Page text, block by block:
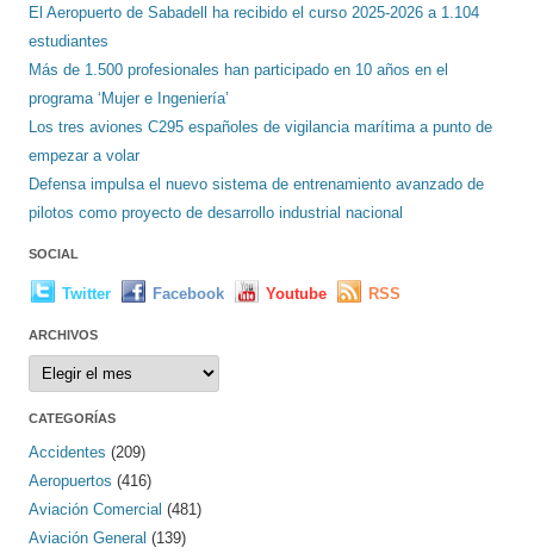
El Aeropuerto de Sabadell ha recibido el curso 2025-2026 a 1.104
estudiantes
Más de 1.500 profesionales han participado en 10 años en el
programa ‘Mujer e Ingeniería’
Los tres aviones C295 españoles de vigilancia marítima a punto de
empezar a volar
Defensa impulsa el nuevo sistema de entrenamiento avanzado de
pilotos como proyecto de desarrollo industrial nacional
SOCIAL
Twitter Facebook Youtube RSS
ARCHIVOS
Archivos
CATEGORÍAS
Accidentes (209)
Aeropuertos (416)
Aviación Comercial (481)
Aviación General (139)